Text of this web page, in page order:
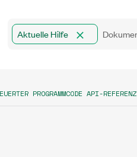
Aktuelle Hilfe
PROGRAMMCODE API-REFERENZ